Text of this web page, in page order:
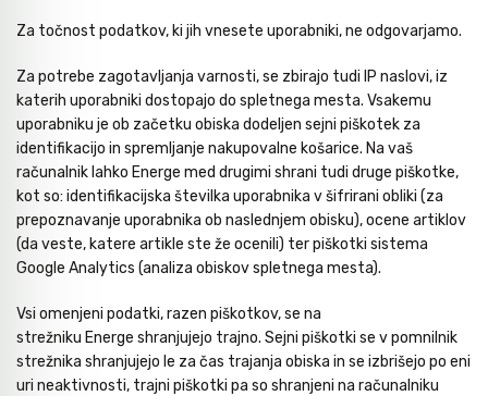
Za točnost podatkov, ki jih vnesete uporabniki, ne odgovarjamo.
Za potrebe zagotavljanja varnosti, se zbirajo tudi IP naslovi, iz
katerih uporabniki dostopajo do spletnega mesta. Vsakemu
uporabniku je ob začetku obiska dodeljen sejni piškotek za
identifikacijo in spremljanje nakupovalne košarice. Na vaš
računalnik lahko Energe med drugimi shrani tudi druge piškotke,
kot so: identifikacijska številka uporabnika v šifrirani obliki (za
prepoznavanje uporabnika ob naslednjem obisku), ocene artiklov
(da veste, katere artikle ste že ocenili) ter piškotki sistema
Google Analytics (analiza obiskov spletnega mesta).
Vsi omenjeni podatki, razen piškotkov, se na
strežniku Energe shranjujejo trajno. Sejni piškotki se v pomnilnik
strežnika shranjujejo le za čas trajanja obiska in se izbrišejo po eni
uri neaktivnosti, trajni piškotki pa so shranjeni na računalniku
Klešče
Izolirano orodje 1000 V - VDE
Snemalci in izvlekači
Kladiva
Kronske žage
Žagini listi
CNC
Mazanje